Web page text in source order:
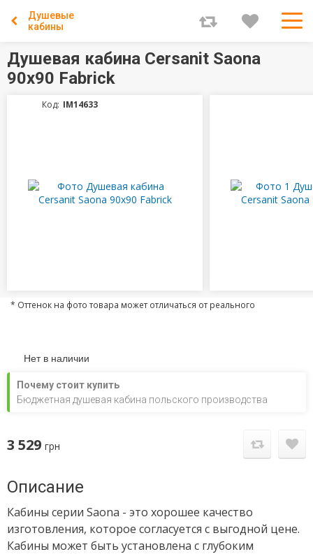
Душевые
кабины
Душевая кабина Cersanit Saona
90х90 Fabrick
Код: IM14633
* Оттенок на фото товара может отличаться от реального
Нет в наличии
Почему стоит купить
Бюджетная душевая кабина польского производства
3 529 грн
Описание
Кабины серии Saona - это хорошее качество
изготовления, которое согласуется с выгодной цене.
Кабины может быть установлена с глубоким